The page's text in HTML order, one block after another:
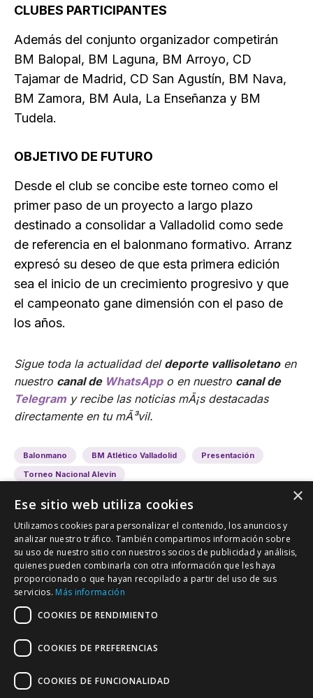
CLUBES PARTICIPANTES
Además del conjunto organizador competirán
BM Balopal, BM Laguna, BM Arroyo, CD
Tajamar de Madrid, CD San Agustín, BM Nava,
BM Zamora, BM Aula, La Enseñanza y BM
Tudela.
OBJETIVO DE FUTURO
Desde el club se concibe este torneo como el
primer paso de un proyecto a largo plazo
destinado a consolidar a Valladolid como sede
de referencia en el balonmano formativo. Arranz
expresó su deseo de que esta primera edición
sea el inicio de un crecimiento progresivo y que
el campeonato gane dimensión con el paso de
los años.
Sigue toda la actualidad del deporte vallisoletanoen
nuestro canal de WhatsAppo en nuestro canal de
Telegramy recibe las noticias mÃ¡s destacadas
directamente en tu mÃ³vil.
Balonmano BM Atlético Valladolid
Presentación
Torneo Nacional Alevín
VALLADOLID DEPORTIVO
Colaboración Contacto
×
Ese sitio web utiliza cookies
Utilizamos cookies para personalizar el contenido, los anuncios y
analizar nuestro tráfico. También compartimos información sobre
su uso de nuestro sitio con nuestros socios de publicidad y análisis,
quienes pueden combinarla con otra información que les haya
proporcionado o que hayan recopilado a partir del uso de sus
servicios. Más información
COOKIES DE RENDIMIENTO
COOKIES DE PREFERENCIAS
COOKIES DE FUNCIONALIDAD